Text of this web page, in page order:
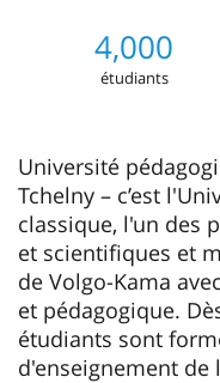
4,000
étudiants
Université
Tchelny – c’est
classique, l'un des
et scientifiques et
de Volgo-Kama
et pédagogique.
étudiants sont
d'enseignement de